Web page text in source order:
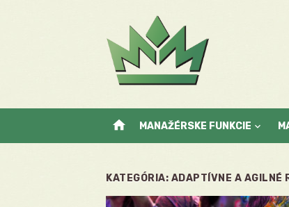
home MANAŽÉRSKE FUNKCIE
KATEGÓRIA: ADAPTÍVNE A AGILNÉ